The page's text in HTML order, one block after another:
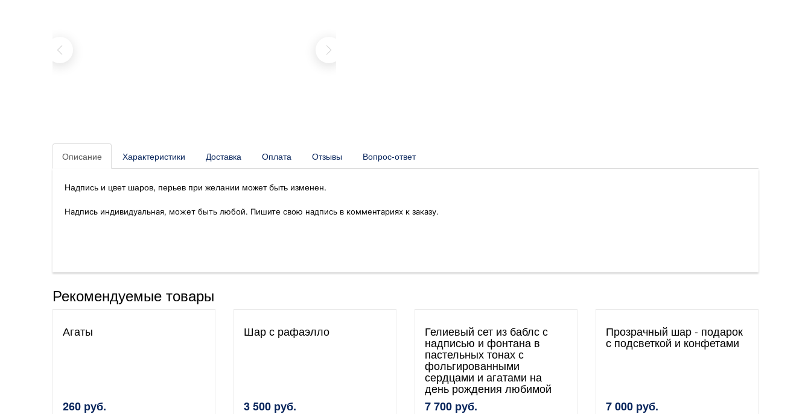
Описание Характеристики Доставка Оплата Отзывы Вопрос-ответ
Надпись и цвет шаров, перьев при желании может быть изменен.
Надпись индивидуальная, может быть любой. Пишите свою надпись в комментариях к заказу.
Рекомендуемые товары
Агаты
260 руб.
Шар с рафаэлло
3 500 руб.
Гелиевый сет из баблс с
надписью и фонтана в
пастельных тонах с
фольгированными
сердцами и агатами на
день рождения любимой
7 700 руб.
Прозрачный шар - подарок
с подсветкой и конфетами
7 000 руб.